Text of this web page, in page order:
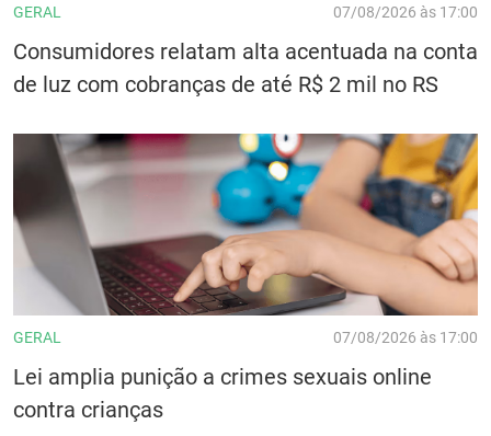
GERAL 07/08/2026 às 17:00
Consumidores relatam alta acentuada na conta
de luz com cobranças de até R$ 2 mil no RS
GERAL 07/08/2026 às 17:00
Lei amplia punição a crimes sexuais online
contra crianças